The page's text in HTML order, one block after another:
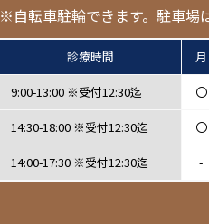
※自転車駐輪できます。駐車場
診療時間 月
9:00-13:00 ※受付12:30迄 〇
14:30-18:00 ※受付12:30迄 〇
14:00-17:30 ※受付12:30迄 -